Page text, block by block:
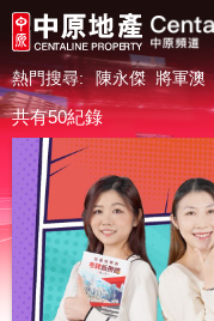
熱門搜尋: 陳永傑 將軍澳
共有50紀錄